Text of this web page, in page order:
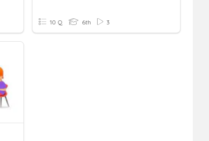
10 Q 6th 3